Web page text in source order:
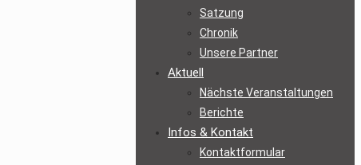
Satzung
Chronik
Unsere Partner
Aktuell
Nächste Veranstaltungen
Berichte
Infos & Kontakt
Kontaktformular